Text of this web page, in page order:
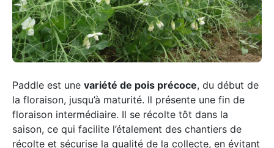
Paddle est une variété de pois précoce, du début de
la floraison, jusqu’à maturité. Il présente une fin de
floraison intermédiaire. Il se récolte tôt dans la
saison, ce qui facilite l’étalement des chantiers de
récolte et sécurise la qualité de la collecte, en évitant